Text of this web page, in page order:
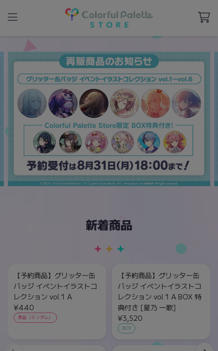
新着商品
【予約商品】グリッター缶
バッジ イベントイラストコ
レクション vol.1 A
¥440
単品（ランダム）
【予約商品】グリッター缶
バッジ イベントイラストコ
レクション vol.1 A BOX 特
典付き [星乃 一歌]
¥3,520
BOX